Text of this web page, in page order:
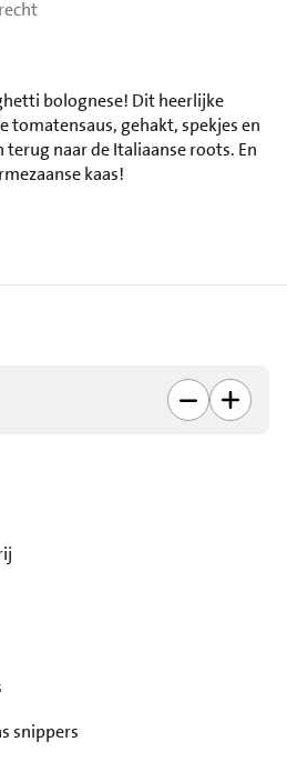
bolognese! Dit heerlijke
tomatensaus, gehakt, spekjes en
naar de Italiaanse roots. En
kaas!
snippers